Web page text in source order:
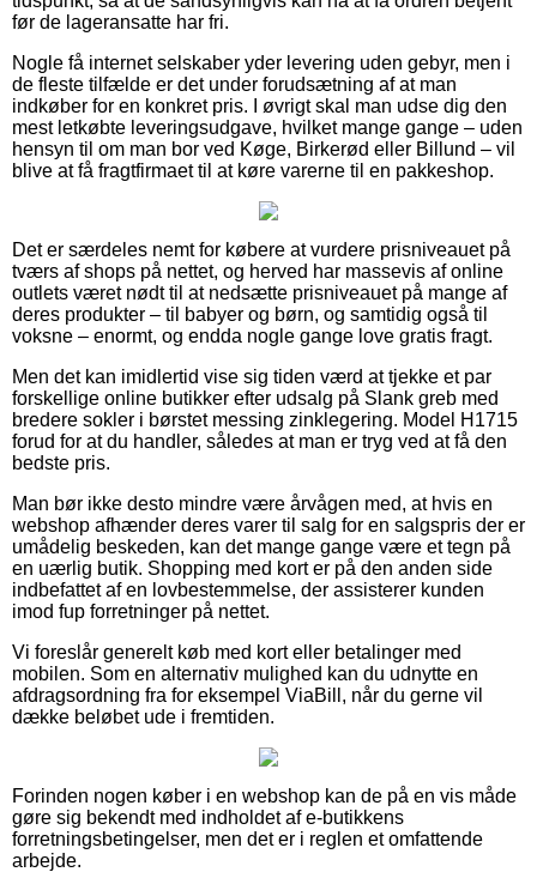
før de lageransatte har fri.
Nogle få internet selskaber yder levering uden gebyr, men i
de fleste tilfælde er det under forudsætning af at man
indkøber for en konkret pris. I øvrigt skal man udse dig den
mest letkøbte leveringsudgave, hvilket mange gange – uden
hensyn til om man bor ved Køge, Birkerød eller Billund – vil
blive at få fragtfirmaet til at køre varerne til en pakkeshop.
Det er særdeles nemt for købere at vurdere prisniveauet på
tværs af shops på nettet, og herved har massevis af online
outlets været nødt til at nedsætte prisniveauet på mange af
deres produkter – til babyer og børn, og samtidig også til
voksne – enormt, og endda nogle gange love gratis fragt.
Men det kan imidlertid vise sig tiden værd at tjekke et par
forskellige online butikker efter udsalg på Slank greb med
bredere sokler i børstet messing zinklegering. Model H1715
forud for at du handler, således at man er tryg ved at få den
bedste pris.
Man bør ikke desto mindre være årvågen med, at hvis en
webshop afhænder deres varer til salg for en salgspris der er
umådelig beskeden, kan det mange gange være et tegn på
en uærlig butik. Shopping med kort er på den anden side
indbefattet af en lovbestemmelse, der assisterer kunden
imod fup forretninger på nettet.
Vi foreslår generelt køb med kort eller betalinger med
mobilen. Som en alternativ mulighed kan du udnytte en
afdragsordning fra for eksempel ViaBill, når du gerne vil
dække beløbet ude i fremtiden.
Forinden nogen køber i en webshop kan de på en vis måde
gøre sig bekendt med indholdet af e-butikkens
forretningsbetingelser, men det er i reglen et omfattende
arbejde.